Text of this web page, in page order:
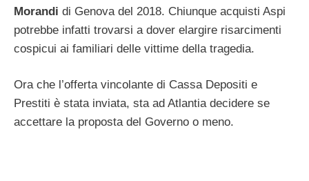
Morandi di Genova del 2018. Chiunque acquisti Aspi
potrebbe infatti trovarsi a dover elargire risarcimenti
cospicui ai familiari delle vittime della tragedia.
Ora che l’offerta vincolante di Cassa Depositi e
Prestiti è stata inviata, sta ad Atlantia decidere se
accettare la proposta del Governo o meno.